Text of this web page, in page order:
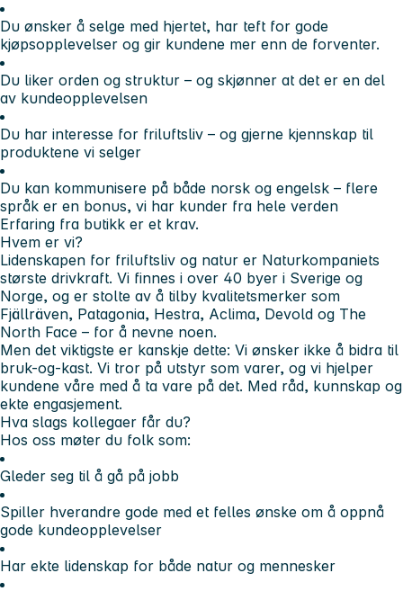
Du ønsker å selge med hjertet, har teft for gode
kjøpsopplevelser og gir kundene mer enn de forventer.
Du liker orden og struktur – og skjønner at det er en del
av kundeopplevelsen
Du har interesse for friluftsliv – og gjerne kjennskap til
produktene vi selger
Du kan kommunisere på både norsk og engelsk – flere
språk er en bonus, vi har kunder fra hele verden
Erfaring fra butikk er et krav.
Hvem er vi?
Lidenskapen for friluftsliv og natur er Naturkompaniets
største drivkraft. Vi finnes i over 40 byer i Sverige og
Norge, og er stolte av å tilby kvalitetsmerker som
Fjällräven, Patagonia, Hestra, Aclima, Devold og The
North Face – for å nevne noen.
Men det viktigste er kanskje dette: Vi ønsker ikke å bidra til
bruk-og-kast. Vi tror på utstyr som varer, og vi hjelper
kundene våre med å ta vare på det. Med råd, kunnskap og
ekte engasjement.
Hva slags kollegaer får du?
Hos oss møter du folk som:
Gleder seg til å gå på jobb
Spiller hverandre gode med et felles ønske om å oppnå
gode kundeopplevelser
Har ekte lidenskap for både natur og mennesker